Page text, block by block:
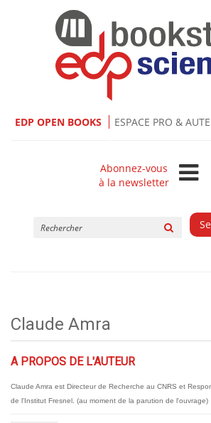
EDP OPEN BOOKS ESPACE PRO &
Abonnez-vous
à la newsletter
Claude Amra
A PROPOS DE L'AUTEUR
Claude Amra est Directeur de Recherche au CNRS et
de l'Institut Fresnel. (au moment de la parution de l'ouvrage)